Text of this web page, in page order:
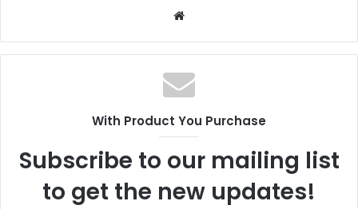
Web
With Product You Purchase
Subscribe to our mailing list
to get the new updates!